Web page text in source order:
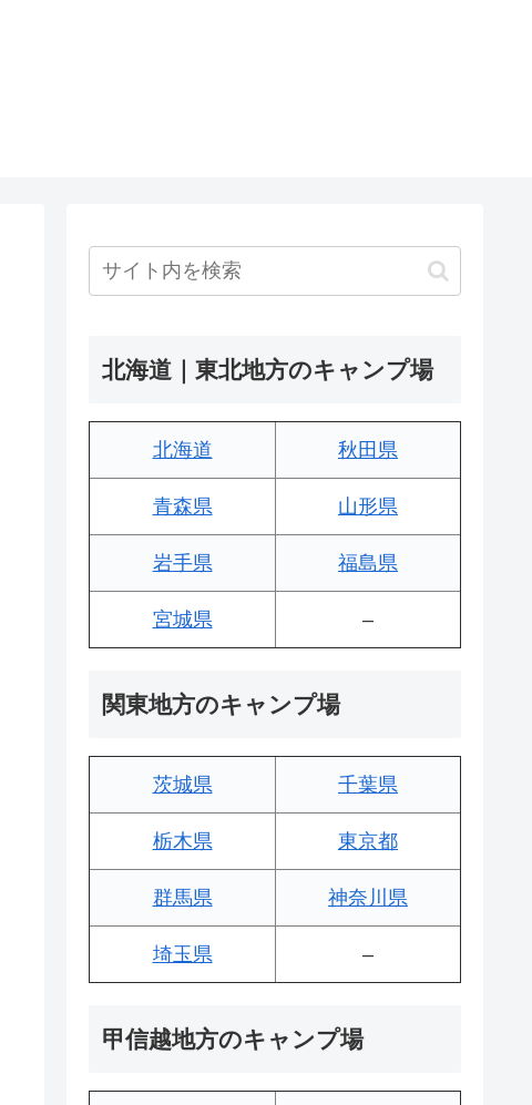
北海道｜東北地方のキャンプ場
北海道 秋田県
青森県 山形県
岩手県 福島県
宮城県 –
関東地方のキャンプ場
茨城県 千葉県
栃木県 東京都
群馬県 神奈川県
埼玉県 –
甲信越地方のキャンプ場